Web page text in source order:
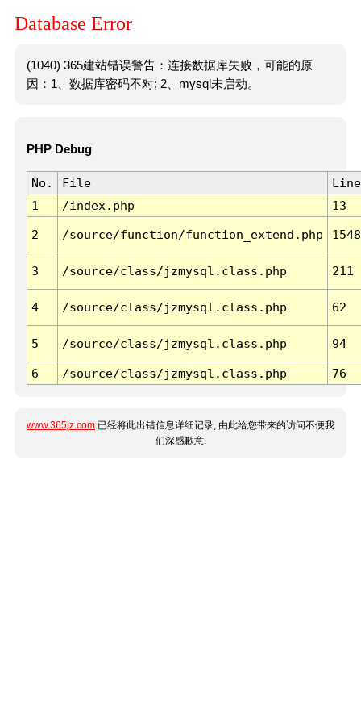
Database Error
(1040) 365建站错误警告：连接数据库失败，可能的原
因：1、数据库密码不对; 2、mysql未启动。
PHP Debug
No. File
Line
1
/index.php 13
2 /source/function/function_extend.php 1548
3 /source/class/jzmysql.class.php 211
4 /source/class/jzmysql.class.php 62
5 /source/class/jzmysql.class.php 94
6 /source/class/jzmysql.class.php 76
www.365jz.com 已经将此出错信息详细记录, 由此给您带来的访问不便我
们深感歉意.